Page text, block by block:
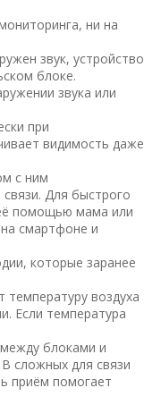
ни на
звук, устройство
блоке.
звука или
при
видимость даже
с ним
Для быстрого
помощью мама или
смартфоне и
которые заранее
воздуха
Если температура
блоками и
сложных для связи
приём помогает